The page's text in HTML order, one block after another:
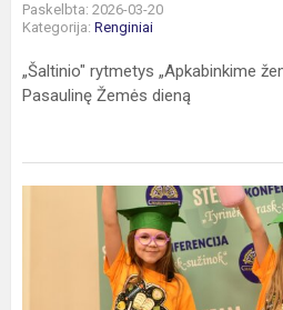
Paskelbta: 2026-03-20
Kategorija: Renginiai
„Šaltinio" rytmetys „Apkabinkime
Pasaulinę Žemės dieną
progimnazijoje